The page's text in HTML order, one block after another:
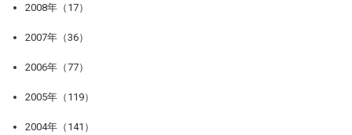
2008年（17）
2007年（36）
2006年（77）
2005年（119）
2004年（141）